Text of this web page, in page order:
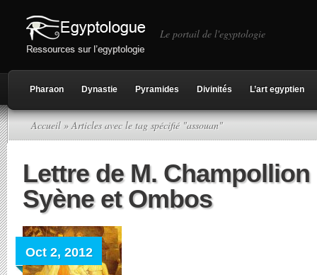
Le portail de l'egyptologie
Pharaon Dynastie Pyramides Divinités L’art egyptien
Accueil» Articles avec le tag spécifié "assouan"
Lettre de M. Champollion
Syène et Ombos
Oct 2, 2012